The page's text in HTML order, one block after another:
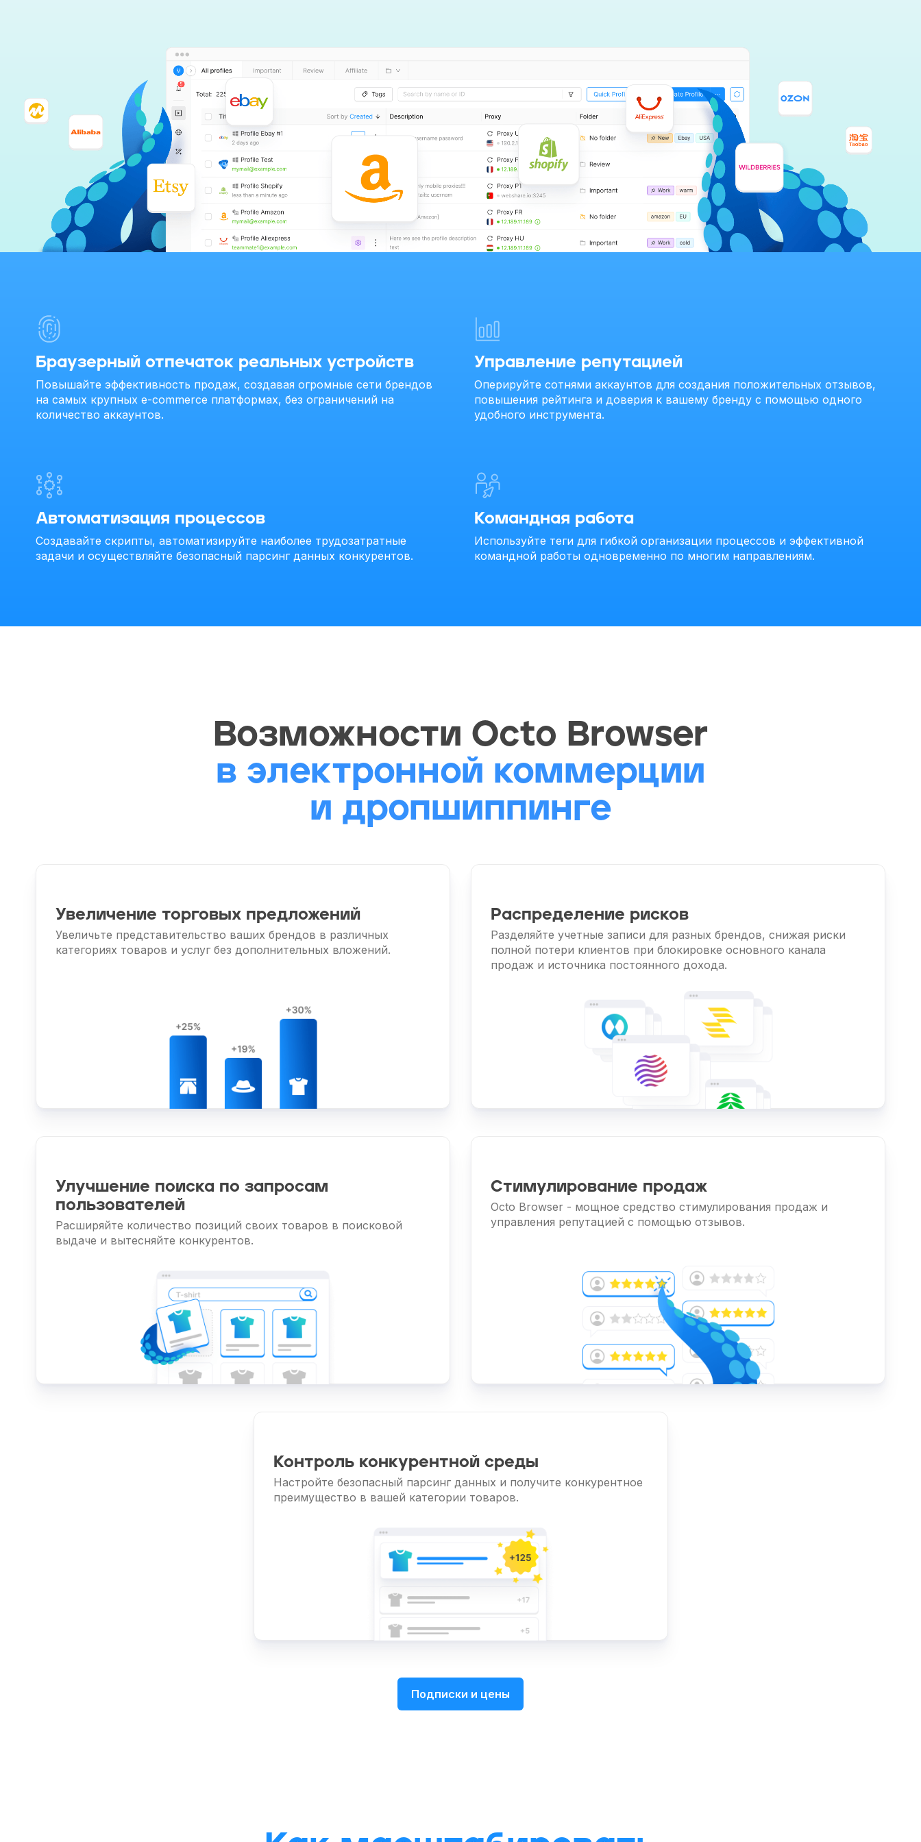
Браузерный отпечаток реальных устройств
Повышайте эффективность продаж, создавая огромные сети брендов
на самых крупных e-commerce платформах, без ограничений на
количество аккаунтов.
Управление репутацией
Оперируйте сотнями аккаунтов для создания положительных отзывов,
повышения рейтинга и доверия к вашему бренду с помощью одного
удобного инструмента.
Автоматизация процессов
Создавайте скрипты, автоматизируйте наиболее трудозатратные
задачи и осуществляйте безопасный парсинг данных конкурентов.
Командная работа
Используйте теги для гибкой организации процессов и эффективной
командной работы одновременно по многим направлениям.
Возможности Octo Browser
в электронной коммерции
и дропшиппинге
Увеличение торговых предложений
Увеличьте представительство ваших брендов в различных
категориях товаров и услуг без дополнительных вложений.
Распределение рисков
Разделяйте учетные записи для разных брендов, снижая риски
полной потери клиентов при блокировке основного канала
продаж и источника постоянного дохода.
Улучшение поиска по запросам
пользователей
Расширяйте количество позиций своих товаров в поисковой
выдаче и вытесняйте конкурентов.
Стимулирование продаж
Octo Browser - мощное средство стимулирования продаж и
управления репутацией с помощью отзывов.
Контроль конкурентной среды
Настройте безопасный парсинг данных и получите конкурентное
преимущество в вашей категории товаров.
Подписки и цены